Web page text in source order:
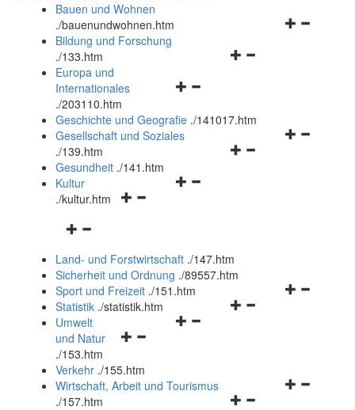
Bauen und Wohnen
./bauenundwohnen.htm
Navigationsmenü
Bildung und Forschung
./133.htm
Navigationsmenü
und
schließen
Europa und
Internationales
./203110.htm
Geschichte und Geografie ./141017.htm
Navigationsmenü
Gesellschaft und Soziales
./139.htm
Navigationsmenü
Gesundheit ./141.htm
Navigationsmenü
Kultur
./kultur.htm
Navigationsmenü
und
schließen
Land- und Forstwirtschaft ./147.htm
Sicherheit und Ordnung ./89557.htm
Navigationsmenü
Sport und Freizeit ./151.htm
Navigationsmenü
Statistik ./statistik.htm
Navigationsmenü
und
schließen
Umwelt
und Natur
./153.htm
Verkehr ./155.htm
Navigationsmenü
Wirtschaft, Arbeit und Tourismus
./157.htm